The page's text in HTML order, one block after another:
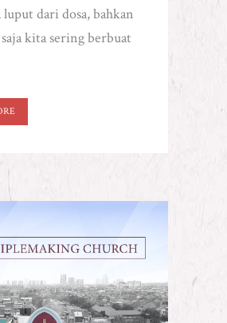
dari dosa, bahkan
kita sering berbuat